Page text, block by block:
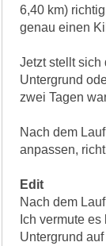
6,40 km)
genau einen
Jetzt stellt sich
Untergrund
zwei Tagen
Nach dem
anpassen,
Edit
Nach dem
Ich vermute
Untergrund